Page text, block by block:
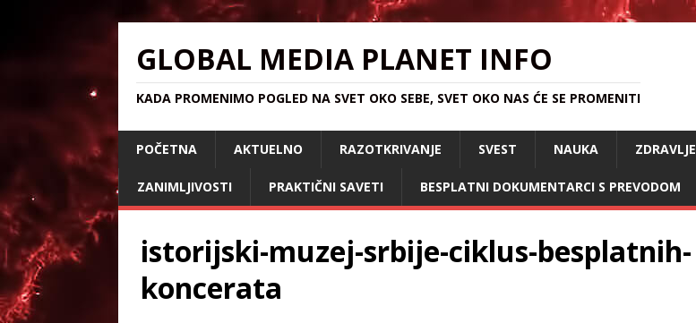
GLOBAL MEDIA PLANET INFO
KADA PROMENIMO POGLED NA SVET OKO SEBE, SVET OKO NAS ĆE SE PROMENITI
POČETNA AKTUELNO RAZOTKRIVANJE SVEST NAUKA ZDRAVLJE
ZANIMLJIVOSTI PRAKTIČNI SAVETI BESPLATNI DOKUMENTARCI S PREVODOM
istorijski-muzej-srbije-ciklus-besplatnih-
koncerata